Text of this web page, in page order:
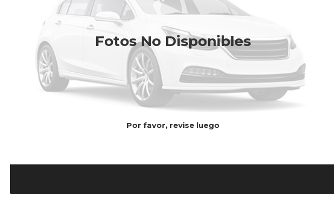
Fotos No Disponibles
Por favor, revise luego